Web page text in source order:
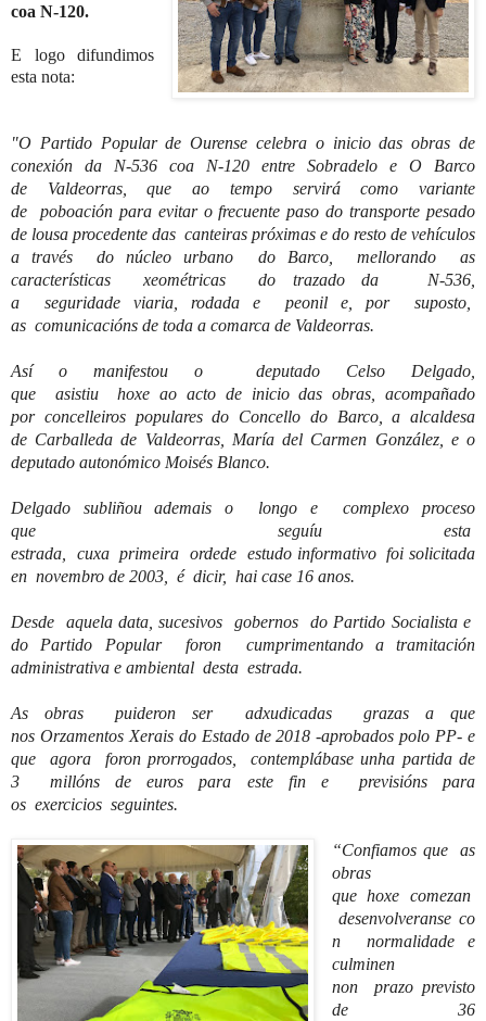
coa N-120.
E logo difundimos
esta nota:
"O Partido Popular de Ourense celebra o inicio das obras de
conexión da N-536 coa N-120 entre Sobradelo e O Barco
de Valdeorras, queao tempo servirá como variante
de poboaciónpara evitar o frecuente paso do transporte pesado
de lousa procedente das canteiras próximas e do resto de vehículos
a través do núcleo urbano do Barco, mellorandoas
característicasxeométricas do trazado daN-536,
aseguridade viaria, rodada epeonil e, porsuposto
as comunicacións de toda a comarca de Valdeorras.
Así omanifestou o deputado Celso Delgado,
que asistiu hoxe ao acto de inicio das obras,
acompañado
por concelleirospopulares do Concello do Barco, a alcaldesa
de Carballeda de Valdeorras, María del Carmen González, e o
deputado autonómico Moisés Blanco.
Delgado subliñou ademais o longo e complexo proceso
queseguíu
esta
estrada, cuxa primeira ordede estudoinformativofoi solicitada
en novembro de 2003, é dicir, hai case 16 anos.
Desde aqueladata sucesivosgobernos do Partido Socialista e
do Partido Popular foron cumprimentando a tramitación
administrativa e ambiental desta estrada.
As obraspuideron ser adxudicadas grazas a que
nos Orzamentos Xeraisdo Estado de 2018 -aprobados polo PP-e
que agora foronprorrogados, contemplábase unha partida de
3millóns de euros para este fin e previsiónspara
os exercicios seguintes.
“Confiamos que as
obras
quehoxe comezan
desenvolveranse co
n normalidadee
culminen
nonprazo previsto
de 36